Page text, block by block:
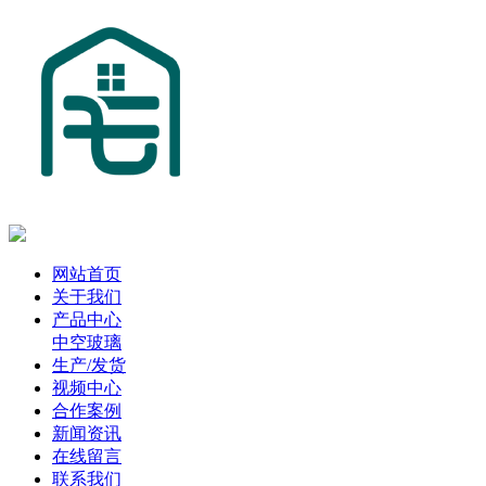
网站首页
关于我们
产品中心
中空玻璃
生产/发货
视频中心
合作案例
新闻资讯
在线留言
联系我们